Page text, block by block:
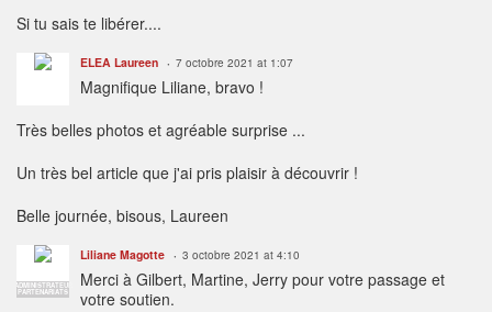
Si tu sais te libérer....
ELEA Laureen 7 octobre 2021 at 1:07
Magnifique Liliane, bravo !
Très belles photos et agréable surprise ...
Un très bel article que j'ai pris plaisir à découvrir !
Belle journée, bisous, Laureen
ADMINISTRATEUR
PARTENARIATS
Liliane Magotte 3 octobre 2021 at 4:10
Merci à Gilbert, Martine, Jerry pour votre passage et
votre soutien.